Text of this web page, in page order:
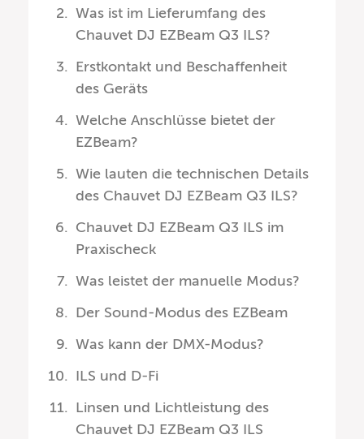
Was ist im Lieferumfang des
Chauvet DJ EZBeam Q3 ILS?
Erstkontakt und Beschaffenheit
des Geräts
Welche Anschlüsse bietet der
EZBeam?
Wie lauten die technischen Details
des Chauvet DJ EZBeam Q3 ILS?
Chauvet DJ EZBeam Q3 ILS im
Praxischeck
Was leistet der manuelle Modus?
Der Sound-Modus des EZBeam
Was kann der DMX-Modus?
ILS und D-Fi
Linsen und Lichtleistung des
Chauvet DJ EZBeam Q3 ILS